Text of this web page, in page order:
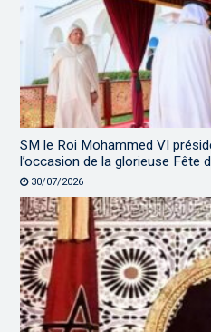
SM le Roi Mohammed VI
l’occasion de la glorieuse Fête
30/07/2026